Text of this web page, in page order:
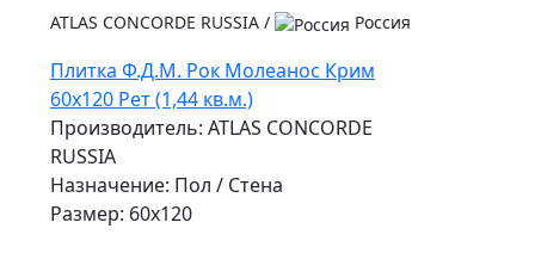
ATLAS CONCORDE RUSSIA / Россия
Плитка Ф.Д.М. Pок Молеанос Крим
60x120 Рет (1,44 кв.м.)
Производитель: ATLAS CONCORDE
RUSSIA
Назначение: Пол / Стена
Размер: 60x120